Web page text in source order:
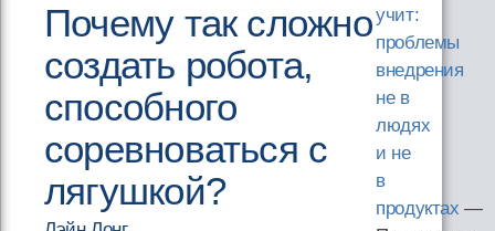
Почему так сложно
создать робота,
способного
соревноваться с
лягушкой?
учит:
проблемы
внедрения
не в
людях
и не
в
продуктах —